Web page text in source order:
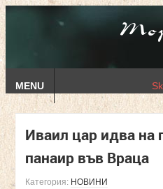
MENU
Иваил цар идва на
панаир във Враца
Категория: НОВИНИ